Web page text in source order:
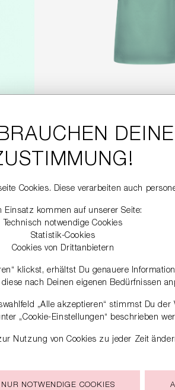
84,90 €
169,00
DETAILS
SALE
DEINE
Cookies. Diese verarbeiten auch
Einsatz kommen auf unserer Seite:
Technisch notwendige Cookies
Statistik-Cookies
Cookies von Drittanbietern
klickst, erhältst Du genauere
nach Deinen eigenen Bedürfnissen
„Alle akzeptieren“ stimmst Du der
„Cookie-Einstellungen“ beschrieben
Nutzung von Cookies zu jeder Zeit
NUR NOTWENDIGE COOKIES